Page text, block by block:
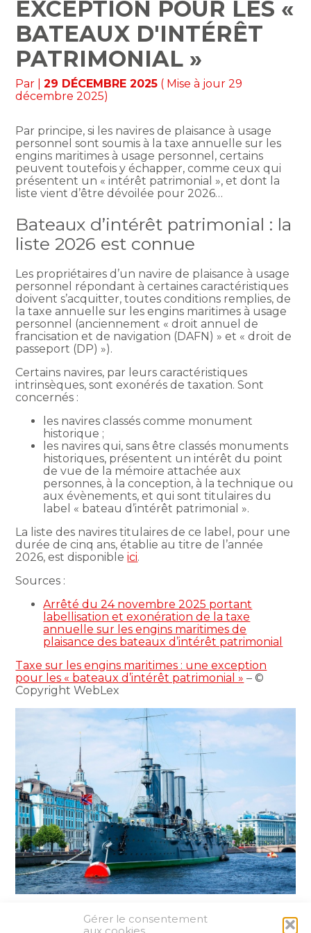
Gérer le consentement
EXCEPTION POUR LES «
BATEAUX D'INTÉRÊT
PATRIMONIAL »
Par |29 DÉCEMBRE 2025 ( Mise à jour 29
décembre 2025)
Par principe, si les navires de plaisance à usage
personnel sont soumis à la taxe annuelle sur les
engins maritimes à usage personnel, certains
peuvent toutefois y échapper, comme ceux qui
présentent un « intérêt patrimonial », et dont la
liste vient d’être dévoilée pour 2026…
Bateaux d’intérêt patrimonial : la
liste 2026 est connue
Les propriétaires d’un navire de plaisance à usage
personnel répondant à certaines caractéristiques
doivent s’acquitter, toutes conditions remplies, de
la taxe annuelle sur les engins maritimes à usage
personnel (anciennement « droit annuel de
francisation et de navigation (DAFN) » et « droit de
passeport (DP) »).
Certains navires, par leurs caractéristiques
intrinsèques, sont exonérés de taxation. Sont
concernés :
les navires classés comme monument
historique ;
les navires qui, sans être classés monuments
historiques, présentent un intérêt du point
de vue de la mémoire attachée aux
personnes, à la conception, à la technique ou
aux évènements, et qui sont titulaires du
label « bateau d’intérêt patrimonial ».
La liste des navires titulaires de ce label, pour une
durée de cinq ans, établie au titre de l’année
2026, est disponibleici.
Sources :
Arrêté du 24 novembre 2025 portant
labellisation et exonération de la taxe
annuelle sur les engins maritimes de
plaisance des bateaux d’intérêt patrimonial
Taxe sur les engins maritimes : une exception
pour les « bateaux d’intérêt patrimonial » – ©
Copyright WebLex